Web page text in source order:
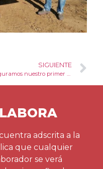
SIGUIENTE
Inauguramos nuestro primer Belén
adscrita a la
que cualquier
se verá